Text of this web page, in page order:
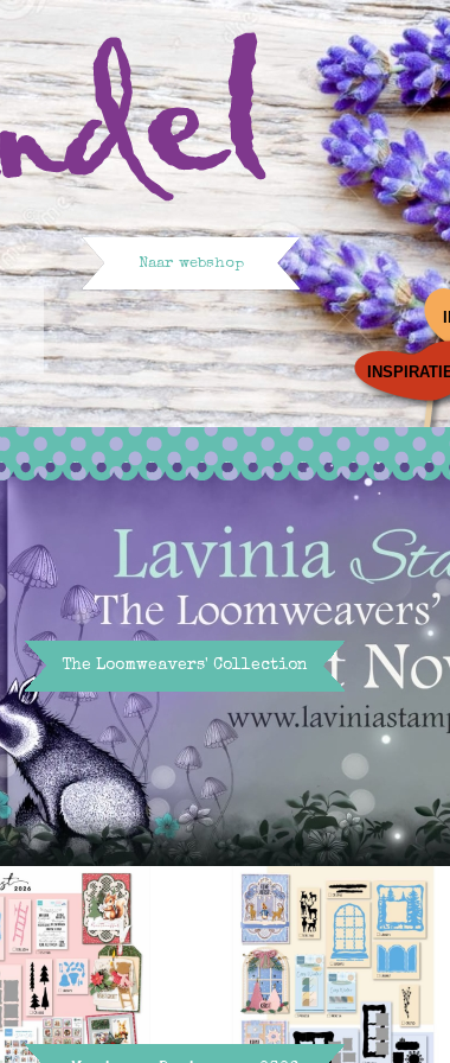
Naar webshop
The Loomweavers' Collection